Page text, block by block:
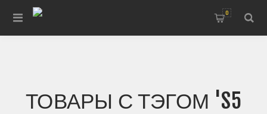
0
ТОВАРЫ С ТЭГОМ 'S5